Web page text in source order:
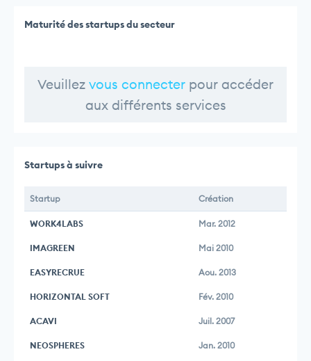
Maturité des startups du secteur
Veuillez vous connecter pour accéder
aux différents services
Startups à suivre
Startup Création
WORK4LABS Mar. 2012
IMAGREEN Mai 2010
EASYRECRUE Aou. 2013
HORIZONTAL SOFT Fév. 2010
ACAVI Juil. 2007
NEOSPHERES Jan. 2010